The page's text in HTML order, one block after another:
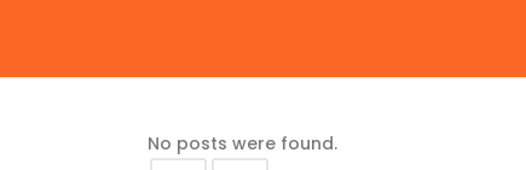
No posts were found.